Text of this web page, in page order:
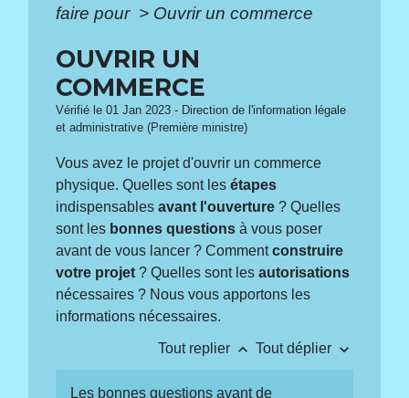
faire pour > Ouvrir un commerce
OUVRIR UN
COMMERCE
Vérifié le 01 Jan 2023 - Direction de l'information légale
et administrative (Première ministre)
Vous avez le projet d'ouvrir un commerce
physique. Quelles sont lesétapes
indispensablesavant l'ouverture ? Quelles
sont les bonnes questions à vous poser
avant de vous lancer ? Commentconstruire
votre projet ? Quelles sont lesautorisations
nécessaires ? Nous vous apportons les
informations nécessaires.
Tout replier keyboard_arrow_up Tout déplier keyboard_arrow_down
Les bonnes questions avant de